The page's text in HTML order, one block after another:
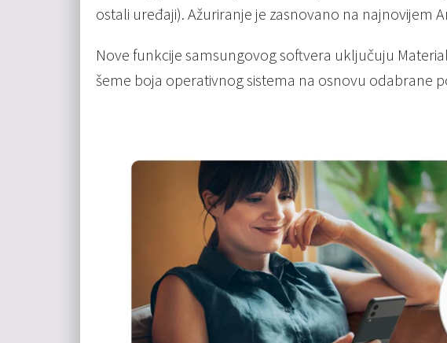
ostali uređaji). Ažuriranje je zasnovano na najnovijem
Nove funkcije samsungovog softvera uključuju
šeme boja operativnog sistema na osnovu odabrane